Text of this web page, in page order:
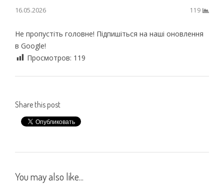
16.05.2026 119
Не пропустіть головне! Підпишіться на наші оновлення
в Google!
Просмотров: 119
Share this post
You may also like...